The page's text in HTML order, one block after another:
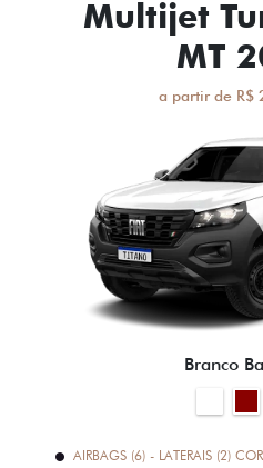
Multijet
MT
a partir de R$
Branco
AIRBAGS (6) - LATERAIS (2)